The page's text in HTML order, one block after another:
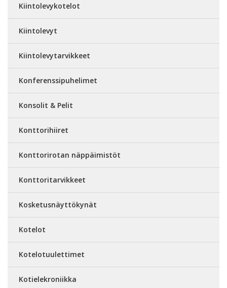
Kiintolevykotelot
Kiintolevyt
Kiintolevytarvikkeet
Konferenssipuhelimet
Konsolit & Pelit
Konttorihiiret
Konttorirotan näppäimistöt
Konttoritarvikkeet
Kosketusnäyttökynät
Kotelot
Kotelotuulettimet
Kotielekroniikka